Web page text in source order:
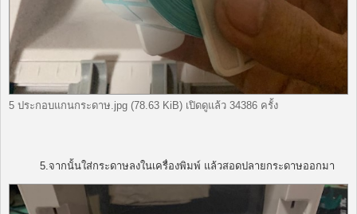
5 ประกอบแกนกระดาษ.jpg (78.63 KiB) เปิดดูแล้ว 34386 ครั้ง
5.จากนั้นใส่กระดาษลงในเครื่องพิมพ์ แล้วสอดปลายกระดาษออกมา